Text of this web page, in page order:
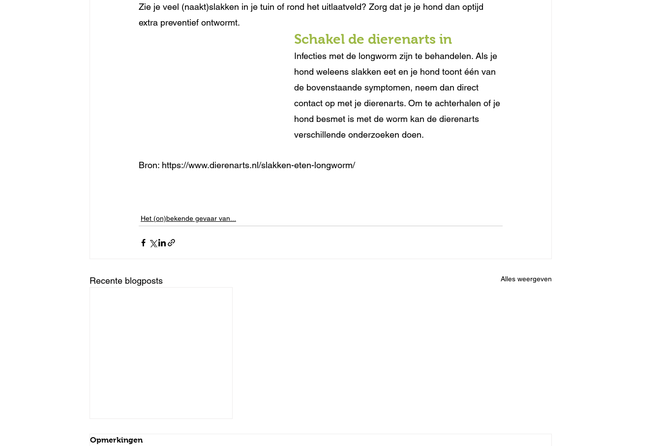
Zie je veel (naakt)slakken in je tuin of rond het uitlaatveld? Zorg dat je je hond dan optijd
extra preventief ontwormt.
Schakel de dierenarts in
Infecties met de longworm zijn te behandelen. Als je
hond weleens slakken eet en je hond toont één van
de bovenstaande symptomen, neem dan direct
contact op met je dierenarts. Om te achterhalen of je
hond besmet is met de worm kan de dierenarts
verschillende onderzoeken doen.
Bron: https://www.dierenarts.nl/slakken-eten-longworm/
Het (on)bekende gevaar van...
Recente blogposts Alles weergeven
Opmerkingen